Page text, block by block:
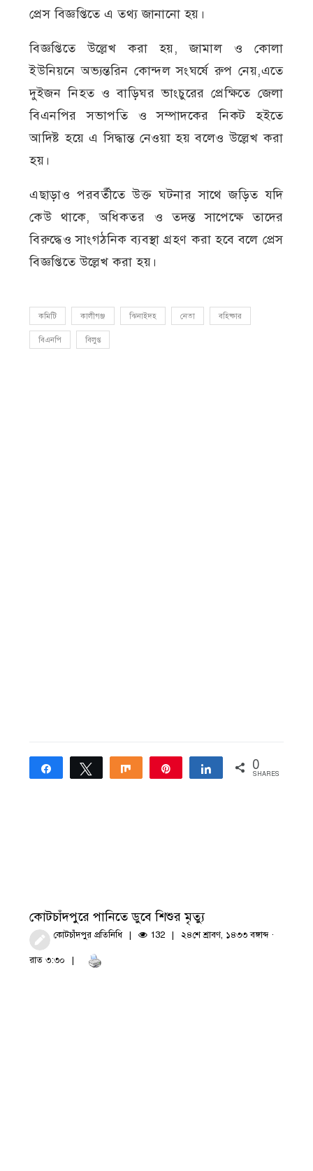
প্রেস বিজ্ঞপ্তিতে এ তথ্য জানানো হয়।
বিজ্ঞপ্তিতে উল্লেখ করা হয়, জামাল ও কোলা
ইউনিয়নে অভ্যন্তরিন কোন্দল সংঘর্ষে রুপ নেয়,এতে
দুইজন নিহত ও বাড়িঘর ভাংচুরের প্রেক্ষিতে জেলা
বিএনপির সভাপতি ও সম্পাদকের নিকট হইতে
আদিষ্ট হয়ে এ সিদ্ধান্ত নেওয়া হয় বলেও উল্লেখ করা
হয়।
এছাড়াও পরবর্তীতে উক্ত ঘটনার সাথে জড়িত যদি
কেউ থাকে, অধিকতর ও তদন্ত সাপেক্ষে তাদের
বিরুদ্ধেও সাংগঠনিক ব্যবস্থা গ্রহণ করা হবে বলে প্রেস
বিজ্ঞপ্তিতে উল্লেখ করা হয়।
কমিটি কালীগঞ্জ ঝিনাইদহ নেতা বহিষ্কার
বিএনপি বিলুপ্ত
Share Tweet Share Share 0
SHARES
কোটচাঁদপুরে পানিতে ডুবে শিশুর মৃত্যু
কোটচাঁদপুর প্রতিনিধি 132 ২৪শে শ্রাবণ, ১৪৩৩ বঙ্গাব্দ ·
রাত ৩:৩০